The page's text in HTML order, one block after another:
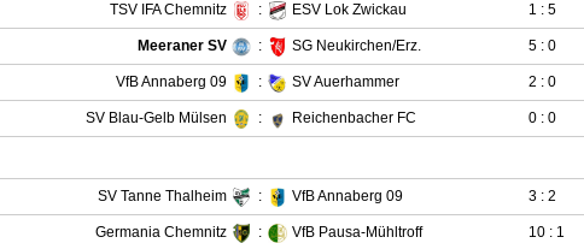
TSV IFA Chemnitz : ESV Lok Zwickau 1 : 5
Meeraner SV : SG Neukirchen/Erz. 5 : 0
VfB Annaberg 09 : SV Auerhammer 2 : 0
SV Blau-Gelb Mülsen : Reichenbacher FC 0 : 0
SV Tanne Thalheim : VfB Annaberg 09 3 : 2
Germania Chemnitz : VfB Pausa-Mühltroff 10 : 1